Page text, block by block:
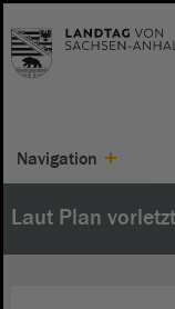
Navigation
Laut Plan